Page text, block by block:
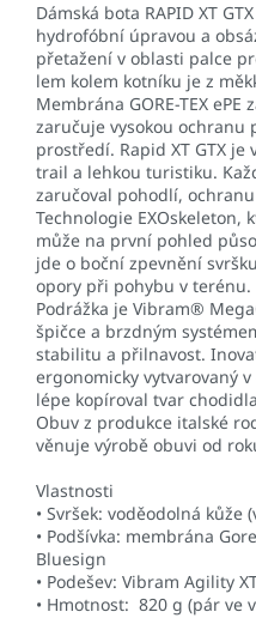
Dámská bota RAPID XT
hydrofóbní úpravou a
přetažení v oblasti palce
lem kolem kotníku je z
Membrána GORE-TEX
zaručuje vysokou
prostředí. Rapid XT GTX
trail a lehkou turistiku.
zaručoval pohodlí,
Technologie EXOskeleton,
může na první pohled
jde o boční zpevnění
opory při pohybu v terénu.
Podrážka je Vibram®
špičce a brzdným
stabilitu a přilnavost.
ergonomicky vytvarovaný
lépe kopíroval tvar
Obuv z produkce italské
věnuje výrobě obuvi od
Vlastnosti
• Svršek: voděodolná
• Podšívka: membrána
Bluesign
• Podešev: Vibram Agility
• Hmotnost: 820 g (pár ve